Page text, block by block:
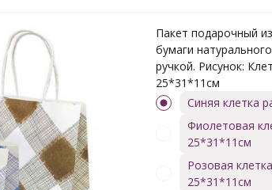
Пакет подарочный
бумаги
ручкой. Рисунок:
25*31*11см
Синяя клетка
Фиолетовая
25*31*11см
Розовая
25*31*11см